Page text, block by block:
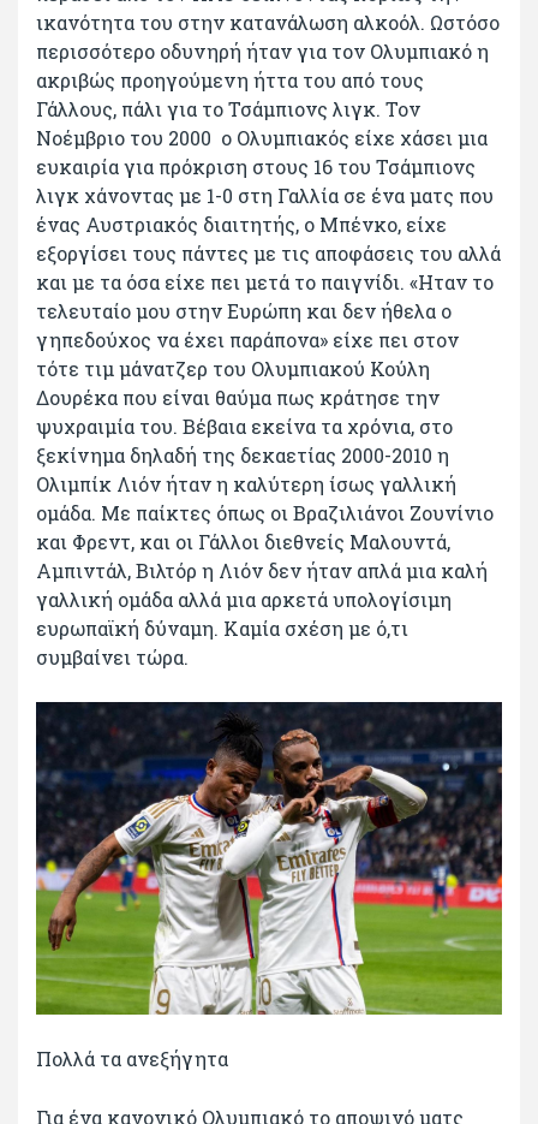
ικανότητα του στην κατανάλωση αλκοόλ. Ωστόσο
περισσότερο οδυνηρή ήταν για τον Ολυμπιακό η
ακριβώς προηγούμενη ήττα του από τους
Γάλλους, πάλι για το Τσάμπιονς λιγκ. Τον
Νοέμβριο του 2000 ο Ολυμπιακός είχε χάσει μια
ευκαιρία για πρόκριση στους 16 του Τσάμπιονς
λιγκ χάνοντας με 1-0 στη Γαλλία σε ένα ματς που
ένας Αυστριακός διαιτητής, ο Μπένκο, είχε
εξοργίσει τους πάντες με τις αποφάσεις του αλλά
και με τα όσα είχε πει μετά το παιγνίδι. «Ηταν το
τελευταίο μου στην Ευρώπη και δεν ήθελα ο
γηπεδούχος να έχει παράπονα» είχε πει στον
τότε τιμ μάνατζερ του Ολυμπιακού Κούλη
Δουρέκα που είναι θαύμα πως κράτησε την
ψυχραιμία του. Βέβαια εκείνα τα χρόνια, στο
ξεκίνημα δηλαδή της δεκαετίας 2000-2010 η
Ολιμπίκ Λιόν ήταν η καλύτερη ίσως γαλλική
ομάδα. Με παίκτες όπως οι Βραζιλιάνοι Ζουνίνιο
και Φρεντ, και οι Γάλλοι διεθνείς Μαλουντά,
Αμπιντάλ, Βιλτόρ η Λιόν δεν ήταν απλά μια καλή
γαλλική ομάδα αλλά μια αρκετά υπολογίσιμη
ευρωπαϊκή δύναμη. Καμία σχέση με ό,τι
συμβαίνει τώρα.
Πολλά τα ανεξήγητα
Για ένα κανονικό Ολυμπιακό το αποψινό ματς